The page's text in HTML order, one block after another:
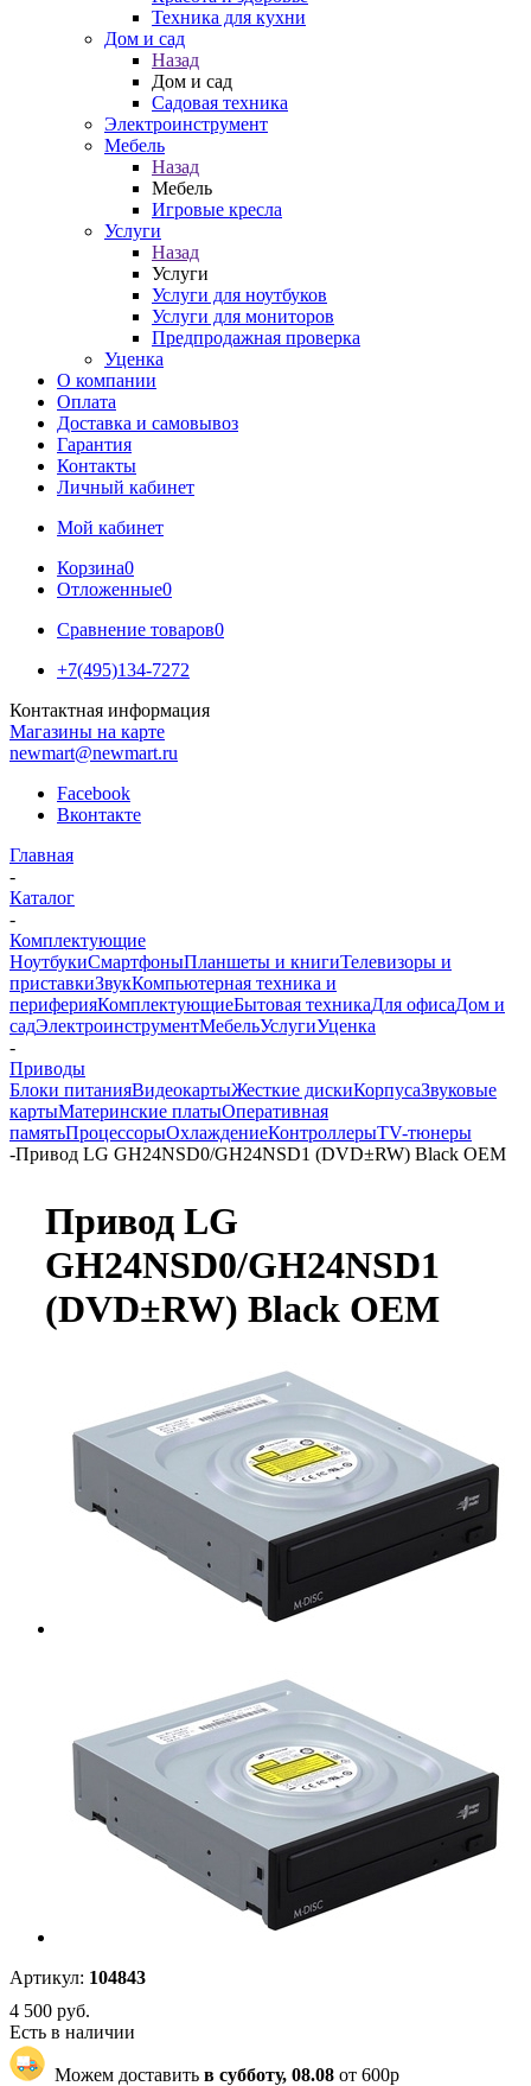
Техника для кухни
Дом и сад
Назад
Дом и сад
Садовая техника
Электроинструмент
Мебель
Назад
Мебель
Игровые кресла
Услуги
Назад
Услуги
Услуги для ноутбуков
Услуги для мониторов
Предпродажная проверка
Уценка
О компании
Оплата
Доставка и самовывоз
Гарантия
Контакты
Личный кабинет
Мой кабинет
Корзина0
Отложенные0
Сравнение товаров0
+7(495)134-7272
Контактная информация
Магазины на карте
newmart@newmart.ru
Facebook
Вконтакте
Главная
-
Каталог
-
Комплектующие
НоутбукиСмартфоныПланшеты и книгиТелевизоры и
приставкиЗвукКомпьютерная техника и
периферияКомплектующиеБытовая техникаДля офисаДом и
садЭлектроинструментМебельУслугиУценка
-
Приводы
Блоки питанияВидеокартыЖесткие дискиКорпусаЗвуковые
картыМатеринские платыОперативная
памятьПроцессорыОхлаждениеКонтроллерыTV-тюнеры
-Привод LG GH24NSD0/GH24NSD1 (DVD±RW) Black OEM
Привод LG
GH24NSD0/GH24NSD1
(DVD±RW) Black OEM
Артикул: 104843
4 500 руб.
Есть в наличии
Можем доставить в субботу, 08.08 от 600р